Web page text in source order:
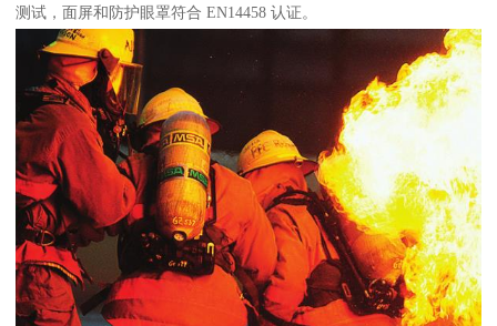
测试，面屏和防护眼罩符合 EN14458 认证。